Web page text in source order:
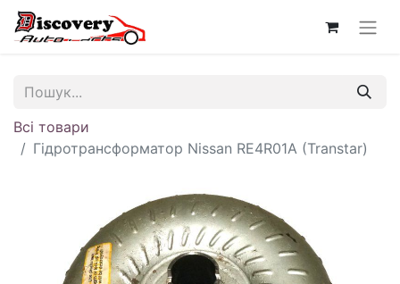
Всі товари
Гідротрансформатор Nissan RE4R01A (Transtar)